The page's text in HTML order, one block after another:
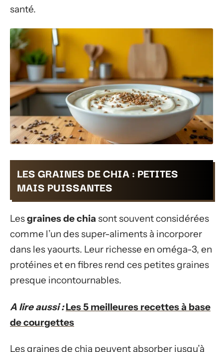
santé.
LES GRAINES DE CHIA : PETITES
MAIS PUISSANTES
Lesgraines de chia sont souvent considérées
comme l’un des super-aliments à incorporer
dans les yaourts. Leur richesse en oméga-3, en
protéines et en fibres rend ces petites graines
presque incontournables.
A lire aussi : Les 5 meilleures recettes à base
de courgettes
Les graines de chia peuvent absorber jusqu’à